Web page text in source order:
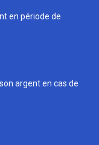
en période de
argent en cas de